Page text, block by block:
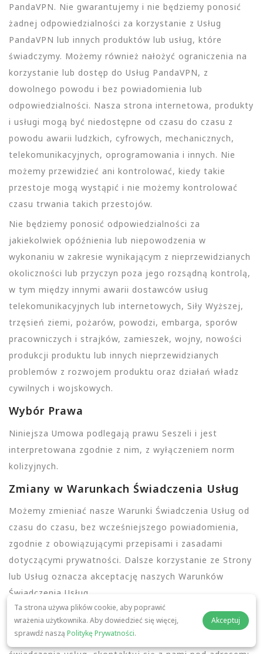
PandaVPN. Nie gwarantujemy i nie będziemy ponosić
żadnej odpowiedzialności za korzystanie z Usług
PandaVPN lub innych produktów lub usług, które
świadczymy. Możemy również nałożyć ograniczenia na
korzystanie lub dostęp do Usług PandaVPN, z
dowolnego powodu i bez powiadomienia lub
odpowiedzialności. Nasza strona internetowa, produkty
i usługi mogą być niedostępne od czasu do czasu z
powodu awarii ludzkich, cyfrowych, mechanicznych,
telekomunikacyjnych, oprogramowania i innych. Nie
możemy przewidzieć ani kontrolować, kiedy takie
przestoje mogą wystąpić i nie możemy kontrolować
czasu trwania takich przestojów.
Nie będziemy ponosić odpowiedzialności za
jakiekolwiek opóźnienia lub niepowodzenia w
wykonaniu w zakresie wynikającym z nieprzewidzianych
okoliczności lub przyczyn poza jego rozsądną kontrolą,
w tym między innymi awarii dostawców usług
telekomunikacyjnych lub internetowych, Siły Wyższej,
trzęsień ziemi, pożarów, powodzi, embarga, sporów
pracowniczych i strajków, zamieszek, wojny, nowości
produkcji produktu lub innych nieprzewidzianych
problemów z rozwojem produktu oraz działań władz
cywilnych i wojskowych.
Wybór Prawa
Niniejsza Umowa podlegają prawu Seszeli i jest
interpretowana zgodnie z nim, z wyłączeniem norm
kolizyjnych.
Zmiany w Warunkach Świadczenia Usług
Możemy zmieniać nasze Warunki Świadczenia Usług od
czasu do czasu, bez wcześniejszego powiadomienia,
zgodnie z obowiązującymi przepisami i zasadami
dotyczącymi prywatności. Dalsze korzystanie ze Strony
lub Usług oznacza akceptację naszych Warunków
Świadczenia Usług.
Jak się z nami skontaktować
Jeśli masz pytania dotyczące niniejszych Warunków
Ta strona używa plików cookie, aby poprawić
wrażenia użytkownika. Aby dowiedzieć się więcej,
sprawdź naszą Politykę Prywatności.
Akceptuj